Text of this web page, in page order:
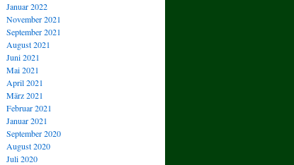
Januar 2022
November 2021
September 2021
August 2021
Juni 2021
Mai 2021
April 2021
März 2021
Februar 2021
Januar 2021
September 2020
August 2020
Juli 2020